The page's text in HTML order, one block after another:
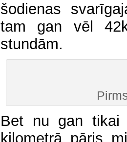
šodienas
tam gan vēl
stundām.
Bet nu gan tikai
kilometrā pāris